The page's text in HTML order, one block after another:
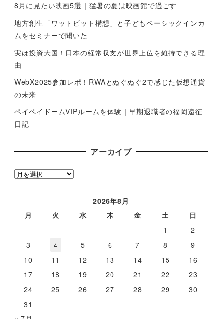
8月に見たい映画5選｜猛暑の夏は映画館で過ごす
地方創生「ワットビット構想」と子どもベーシックインカ
ムをセミナーで聞いた
実は投資大国！日本の経常収支が世界上位を維持できる理
由
WebX2025参加レポ！RWAとぬぐぬぐ2で感じた仮想通貨
の未来
ペイペイドームVIPルームを体験｜早期退職者の福岡遠征
日記
アーカイブ
ア
2026年8月
月
火 水 木 金 土
日
1
2
3
4 5 6 7 8
9
10
11 12 13 14 15
16
17
18 19 20 21 22
23
24
25 26 27 28 29
30
31